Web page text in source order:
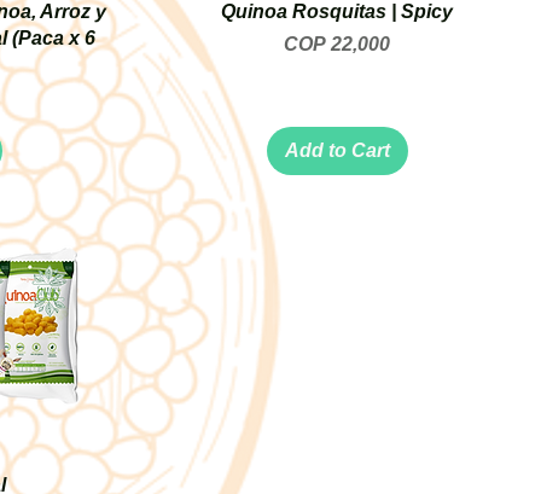
Arroz y
(Paca x 6
Quinoa Rosquitas | Spicy
Price
COP 22,000
Add to Cart